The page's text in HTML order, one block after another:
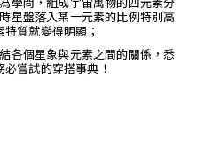
學問，組成宇宙萬物的四元素分
星盤落入某一元素的比例特別高
質就變得明顯；
各個星象與元素之間的關係，悉
嘗試的穿搭事典！